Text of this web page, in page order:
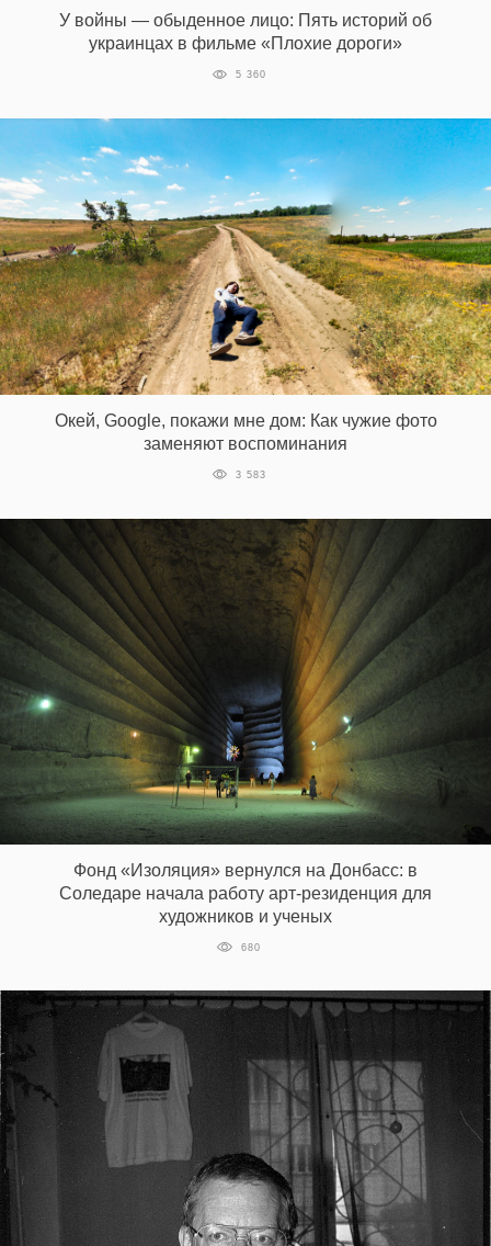
У войны — обыденное лицо: Пять историй об
украинцах в фильме «Плохие дороги»
5 360
Окей, Google, покажи мне дом: Как чужие фото
заменяют воспоминания
3 583
Фонд «Изоляция» вернулся на Донбасс: в
Соледаре начала работу арт-резиденция для
художников и ученых
680